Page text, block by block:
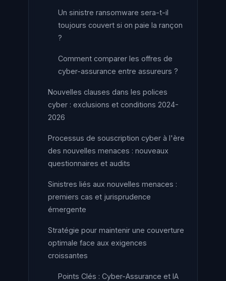
Un sinistre ransomware sera-t-il
toujours couvert si on paie la rançon
?
Comment comparer les offres de
cyber-assurance entre assureurs ?
Nouvelles clauses dans les polices
cyber : exclusions et conditions 2024-
2026
Processus de souscription cyber à l'ère
des nouvelles menaces : nouveaux
questionnaires et audits
Sinistres liés aux nouvelles menaces :
premiers cas et jurisprudence
émergente
Stratégie pour maintenir une couverture
optimale face aux exigences
croissantes
Points Clés : Cyber-Assurance et IA